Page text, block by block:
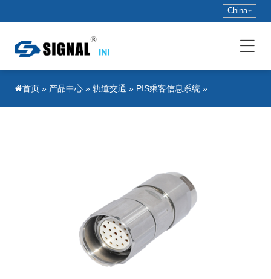
China
首页 » 产品中心 » 轨道交通 » PIS乘客信息系统 »